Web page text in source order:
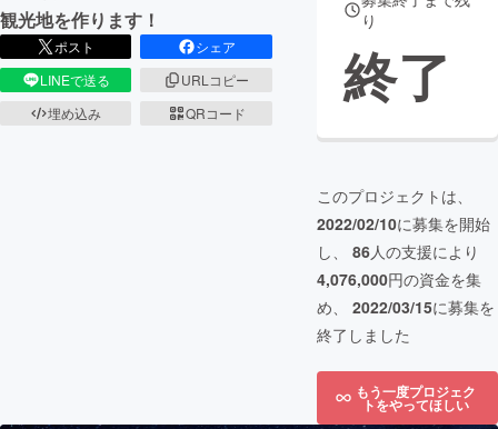
観光地を作ります！
ポスト
シェア
LINEで送る
URLコピー
埋め込み
QRコード
り
終了
このプロジェクトは、
2022/02/10に募集を開始
し、 86人の支援により
4,076,000円の資金を集
め、 2022/03/15に募集を
終了しました
もう一度プロジェク
トをやってほしい